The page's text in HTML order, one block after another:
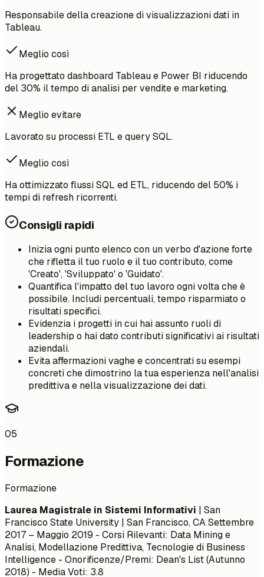
Responsabile della creazione di visualizzazioni dati in
Tableau.
Meglio così
Ha progettato dashboard Tableau e Power BI riducendo
del 30% il tempo di analisi per vendite e marketing.
Meglio evitare
Lavorato su processi ETL e query SQL.
Meglio così
Ha ottimizzato flussi SQL ed ETL, riducendo del 50% i
tempi di refresh ricorrenti.
Consigli rapidi
Inizia ogni punto elenco con un verbo d'azione forte
che rifletta il tuo ruolo e il tuo contributo, come
'Creato', 'Sviluppato' o 'Guidato'.
Quantifica l'impatto del tuo lavoro ogni volta che è
possibile. Includi percentuali, tempo risparmiato o
risultati specifici.
Evidenzia i progetti in cui hai assunto ruoli di
leadership o hai dato contributi significativi ai risultati
aziendali.
Evita affermazioni vaghe e concentrati su esempi
concreti che dimostrino la tua esperienza nell'analisi
predittiva e nella visualizzazione dei dati.
05
Formazione
Formazione
Laurea Magistrale in Sistemi Informativi | San
Francisco State University | San Francisco, CASettembre
2017 – Maggio 2019 - Corsi Rilevanti: Data Mining e
Analisi, Modellazione Predittiva, Tecnologie di Business
Intelligence - Onorificenze/Premi: Dean's List (Autunno
2018) - Media Voti: 3.8